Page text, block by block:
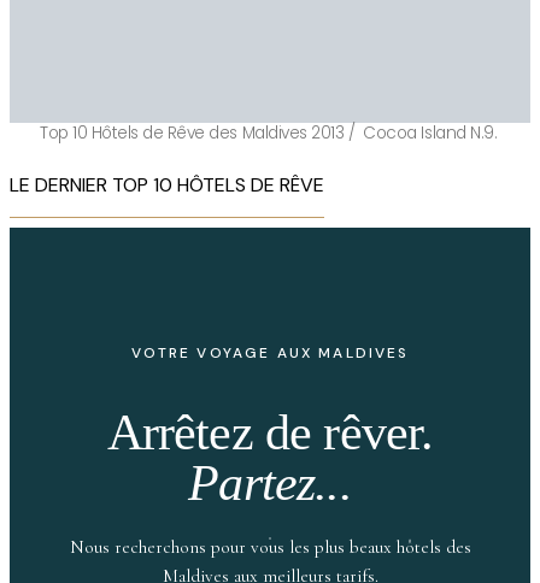
Top 10 Hôtels de Rêve des Maldives 2013 / Cocoa Island N.9.
LE DERNIER TOP 10 HÔTELS DE RÊVE
VOTRE VOYAGE AUX MALDIVES
Arrêtez de rêver.
Partez...
Nous recherchons pour vous les plus beaux hôtels des
Maldives aux meilleurs tarifs.